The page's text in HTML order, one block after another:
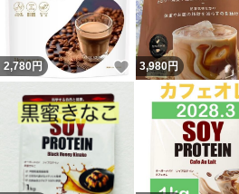
2,780 円 いいね！
3,980円